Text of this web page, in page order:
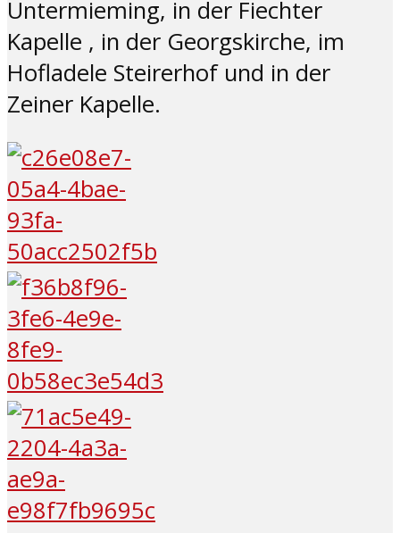
Untermieming, in der Fiechter
Kapelle , in der Georgskirche, im
Hofladele Steirerhof und in der
Zeiner Kapelle.